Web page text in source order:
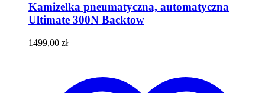
Kamizelka pneumatyczna, automatyczna
Ultimate 300N Backtow
1499,00 zł